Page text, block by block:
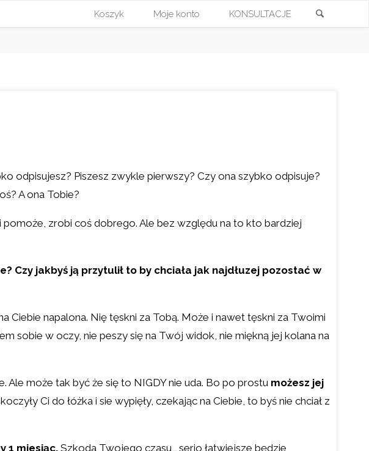
Przejdź
Koszyk Moje konto KONSULTACJE
odpisujesz? Piszesz zwykle pierwszy? Czy ona szybko odpisuje?
A ona Tobie?
pomoże, zrobi coś dobrego. Ale bez względu na to kto bardziej
Czy jakbyś ją przytulił to by chciała jak najdłuzej pozostać w
Ciebie napalona. Nię tęskni za Tobą. Może i nawet tęskni za Twoimi
sobie w oczy, nie peszy się na Twój widok, nie miękną jej kolana na
Ale może tak być że się to NIGDY nie uda. Bo po prostu możesz jej
Ci do łóżka i sie wypięły, czekając na Ciebie, to byś nie chciał z
1 miesiąc. Szkoda Twojego czasu , serio łatwiejsze będzie